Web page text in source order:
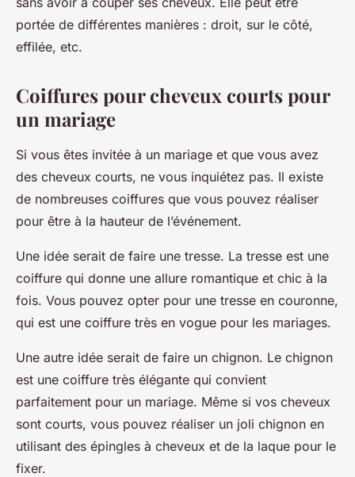
portée de différentes manières : droit, sur le côté,
effilée, etc.
Coiffures pour cheveux courts pour
un mariage
Si vous êtes invitée à un mariage et que vous avez
des cheveux courts, ne vous inquiétez pas. Il existe
de nombreuses coiffures que vous pouvez réaliser
pour être à la hauteur de l’événement.
Une idée serait de faire une tresse. La tresse est une
coiffure qui donne une allure romantique et chic à la
fois. Vous pouvez opter pour une tresse en couronne,
qui est une coiffure très en vogue pour les mariages.
Une autre idée serait de faire un chignon. Le chignon
est une coiffure très élégante qui convient
parfaitement pour un mariage. Même si vos cheveux
sont courts, vous pouvez réaliser un joli chignon en
utilisant des épingles à cheveux et de la laque pour le
fixer.